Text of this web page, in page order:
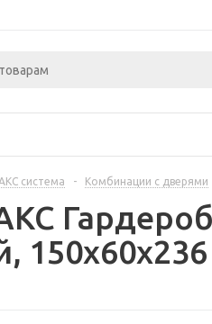
система - Комбинации с дверями
150x60x236